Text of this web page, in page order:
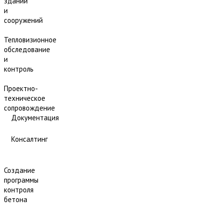
и
сооружений
Тепловизионное
обследование
и
контроль
Проектно-
техническое
сопровождение
Документация
Консалтинг
Создание
программы
контроля
бетона